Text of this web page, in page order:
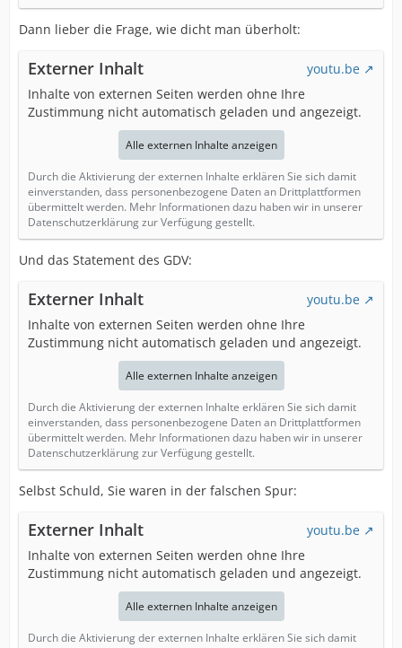
Dann lieber die Frage, wie dicht man überholt:
Externer Inhalt
youtu.be
Inhalte von externen Seiten werden ohne Ihre
Zustimmung nicht automatisch geladen und angezeigt.
Alle externen Inhalte anzeigen
Durch die Aktivierung der externen Inhalte erklären Sie sich damit
einverstanden, dass personenbezogene Daten an Drittplattformen
übermittelt werden. Mehr Informationen dazu haben wir in unserer
Datenschutzerklärung zur Verfügung gestellt.
Und das Statement des GDV:
Externer Inhalt
youtu.be
Inhalte von externen Seiten werden ohne Ihre
Zustimmung nicht automatisch geladen und angezeigt.
Alle externen Inhalte anzeigen
Durch die Aktivierung der externen Inhalte erklären Sie sich damit
einverstanden, dass personenbezogene Daten an Drittplattformen
übermittelt werden. Mehr Informationen dazu haben wir in unserer
Datenschutzerklärung zur Verfügung gestellt.
Selbst Schuld, Sie waren in der falschen Spur:
Externer Inhalt
youtu.be
Inhalte von externen Seiten werden ohne Ihre
Zustimmung nicht automatisch geladen und angezeigt.
Alle externen Inhalte anzeigen
Durch die Aktivierung der externen Inhalte erklären Sie sich damit